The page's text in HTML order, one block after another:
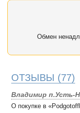
Обмен
ОТЗЫВЫ (77)
Владимир п.Усть-
О покупке в